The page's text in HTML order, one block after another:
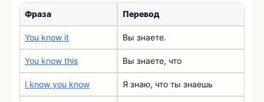
Фраза Перевод
You know it Вы знаете.
You know this Вы знаете, что
I know you know Я знаю, что ты знаешь